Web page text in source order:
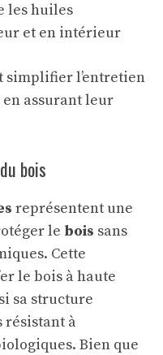
les huiles
et en intérieur
simplifier l’entretien
en assurant leur
bois
représentent une
le bois sans
Cette
le bois à haute
sa structure
résistant à
Bien que